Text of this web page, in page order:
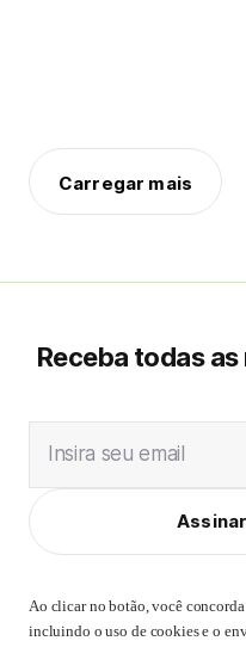
Carregar mais
Receba todas
Insira seu email
Ao clicar no botão, você
incluindo o uso de cookies e o